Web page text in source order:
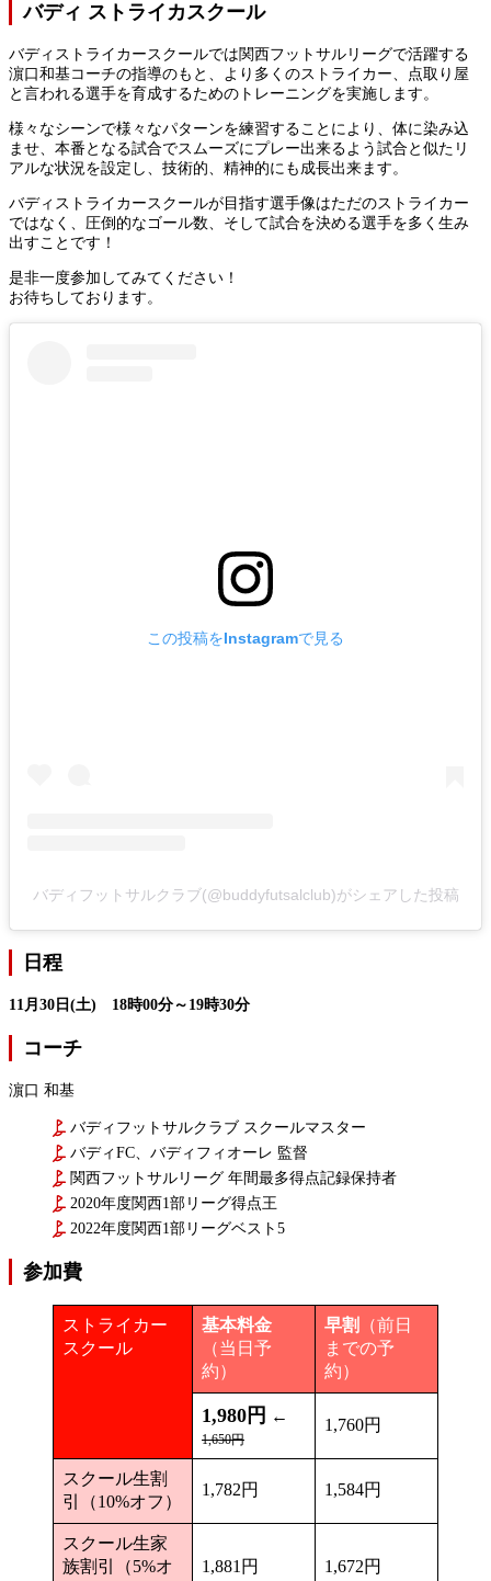
バディ ストライカスクール
バディストライカースクールでは関西フットサルリーグで活躍する
濵口和基コーチの指導のもと、より多くのストライカー、点取り屋
と言われる選手を育成するためのトレーニングを実施します。
様々なシーンで様々なパターンを練習することにより、体に染み込
ませ、本番となる試合でスムーズにプレー出来るよう試合と似たリ
アルな状況を設定し、技術的、精神的にも成長出来ます。
バディストライカースクールが目指す選手像はただのストライカー
ではなく、圧倒的なゴール数、そして試合を決める選手を多く生み
出すことです！
是非一度参加してみてください！
お待ちしております。
この投稿をInstagramで見る
バディフットサルクラブ(@buddyfutsalclub)がシェアした投稿
日程
11月30日(土) 18時00分～19時30分
コーチ
濵口 和基
バディフットサルクラブ スクールマスター
バディFC、バディフィオーレ 監督
関西フットサルリーグ 年間最多得点記録保持者
2020年度関西1部リーグ得点王
2022年度関西1部リーグベスト5
参加費
ストライカー
スクール
基本料金
（当日予
約）
早割
（前日
までの予
約）
1,980円 ←
1,650円
1,760円
スクール生割
引（10%オフ）
1,782円 1,584円
スクール生家
族割引（5%オ
1,881円 1,672円